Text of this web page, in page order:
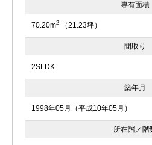
専有面積
70.20m2 （21.23坪）
間取り
2SLDK
築年月
1998年05月（平成10年05月）
所在階／階